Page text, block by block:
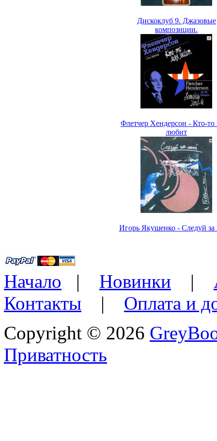
Дискоклуб 9. Джазовые
композиции.
Флетчер Хендерсон - Кто-то
любит
Игорь Якушенко - Следуй
Начало | Новинки |
Контакты | Оплата и
Copyright © 2026
Приватность